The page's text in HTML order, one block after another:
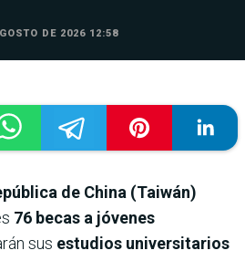
DE 2026 12:58
de China (Taiwán)
76 becas a jóvenes
sus estudios universitarios